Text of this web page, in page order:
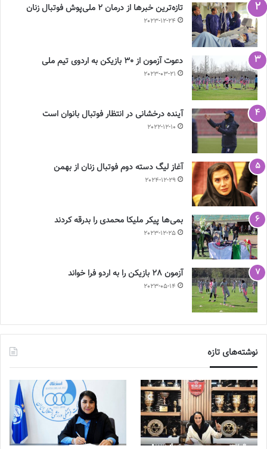
تازه‌ترین خبرها از درمان ۲ ملی‌پوش فوتبال زنان
2023-12-24
دعوت آزمون از 30 بازیکن به اردوی تیم ملی
2023-03-21
آینده درخشانی در انتظار فوتبال بانوان است
2022-12-10
آغاز لیگ دسته دوم فوتبال زنان از بهمن
2024-12-29
بمی‌ها پیکر ملیکا محمدی را بدرقه کردند
2023-12-25
آزمون 28 بازیکن را به اردو فرا خواند
2023-05-14
نوشته‌های تازه